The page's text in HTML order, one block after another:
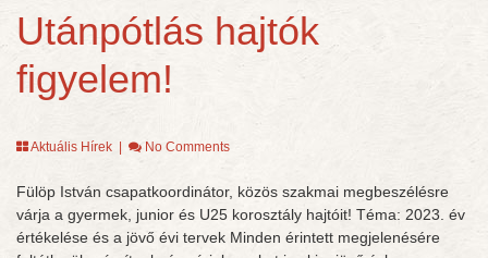
Utánpótlás hajtók
figyelem!
Aktuális Hírek No Comments
Fülöp István csapatkoordinátor, közös szakmai megbeszélésre
várja a gyermek, junior és U25 korosztály hajtóit! Téma: 2023. év
értékelése és a jövő évi tervek Minden érintett megjelenésére